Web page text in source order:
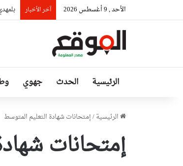
الأحد , 9 أغسطس 2026 آخر الأخبار
الرئيسية الحدث جهوي
الرئيسية/إمتحانات شهادة التعليم المتوسط
إمتحانات